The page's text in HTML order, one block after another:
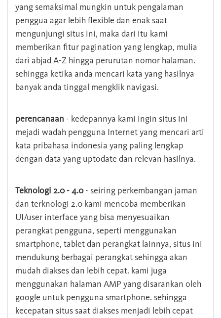
yang semaksimal mungkin untuk pengalaman
penggua agar lebih flexible dan enak saat
mengunjungi situs ini, maka dari itu kami
memberikan fitur pagination yang lengkap, mulia
dari abjad A-Z hingga perurutan nomor halaman.
sehingga ketika anda mencari kata yang hasilnya
banyak anda tinggal mengklik navigasi.
perencanaan - kedepannya kami ingin situs ini
mejadi wadah pengguna Internet yang mencari arti
kata pribahasa indonesia yang paling lengkap
dengan data yang uptodate dan relevan hasilnya.
Teknologi 2.0 - 4.0- seiring perkembangan jaman
dan terknologi 2.0 kami mencoba memberikan
UI/user interface yang bisa menyesuaikan
perangkat pengguna, seperti menggunakan
smartphone, tablet dan perangkat lainnya, situs ini
mendukung berbagai perangkat sehingga akan
mudah diakses dan lebih cepat. kami juga
menggunakan halaman AMP yang disarankan oleh
google untuk pengguna smartphone. sehingga
kecepatan situs saat diakses menjadi lebih cepat